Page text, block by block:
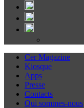
Cer Magazine
Kiosque
Apps
Presse
Contacts
Qui sommes-nous